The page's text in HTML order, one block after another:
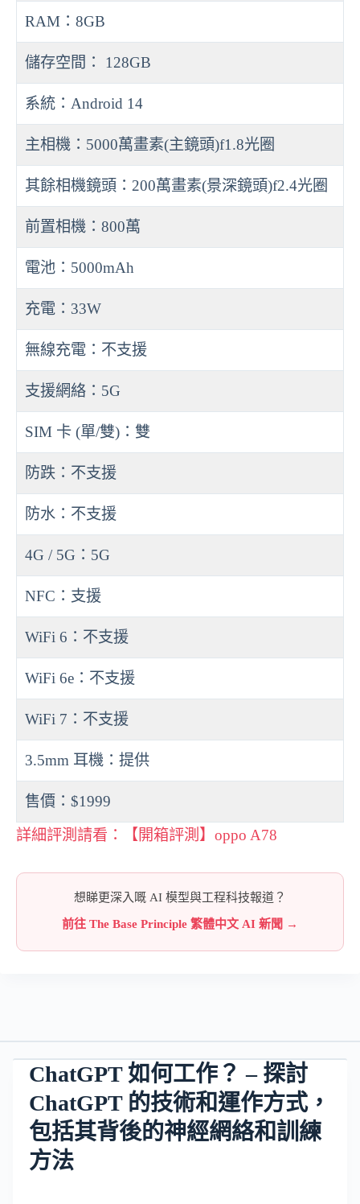
RAM：8GB
儲存空間： 128GB
系統：Android 14
主相機：5000萬畫素(主鏡頭)f1.8光圈
其餘相機鏡頭：200萬畫素(景深鏡頭)f2.4光圈
前置相機：800萬
電池：5000mAh
充電：33W
無線充電：不支援
支援網絡：5G
SIM 卡 (單/雙)：雙
防跌：不支援
防水：不支援
4G / 5G：5G
NFC：支援
WiFi 6：不支援
WiFi 6e：不支援
WiFi 7：不支援
3.5mm 耳機：提供
售價：$1999
詳細評測請看：【開箱評測】oppo A78
想睇更深入嘅 AI 模型與工程科技報道？
前往 The Base Principle 繁體中文 AI 新聞 →
ChatGPT 如何工作？ – 探討
ChatGPT 的技術和運作方式，
包括其背後的神經網絡和訓練
方法